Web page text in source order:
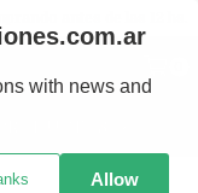
with news and
Allow